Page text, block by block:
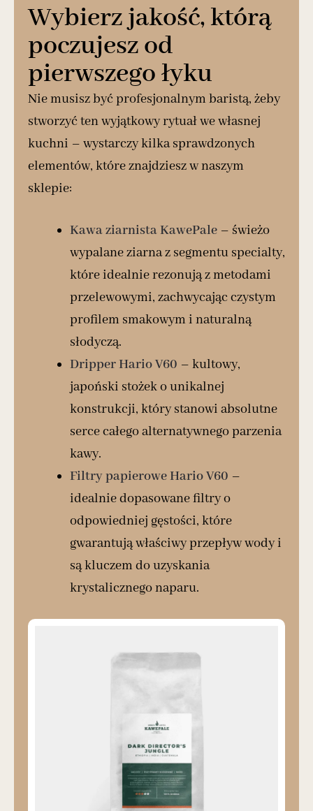
Wybierz jakość, którą
poczujesz od
pierwszego łyku
Nie musisz być profesjonalnym baristą, żeby
stworzyć ten wyjątkowy rytuał we własnej
kuchni – wystarczy kilka sprawdzonych
elementów, które znajdziesz w naszym
sklepie:
Kawa ziarnista KawePale – świeżo
wypalane ziarna z segmentu specialty,
które idealnie rezonują z metodami
przelewowymi, zachwycając czystym
profilem smakowym i naturalną
słodyczą.
Dripper Hario V60 – kultowy,
japoński stożek o unikalnej
konstrukcji, który stanowi absolutne
serce całego alternatywnego parzenia
kawy.
Filtry papierowe Hario V60 –
idealnie dopasowane filtry o
odpowiedniej gęstości, które
gwarantują właściwy przepływ wody i
są kluczem do uzyskania
krystalicznego naparu.